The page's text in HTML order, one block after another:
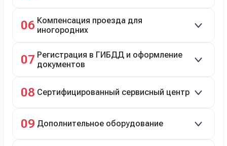
06 Компенсация проезда для
иногородних
07 Регистрация в ГИБДД и оформление
документов
08 Сертифицированный сервисный центр
технический ремонт.
09 Дополнительное оборудование